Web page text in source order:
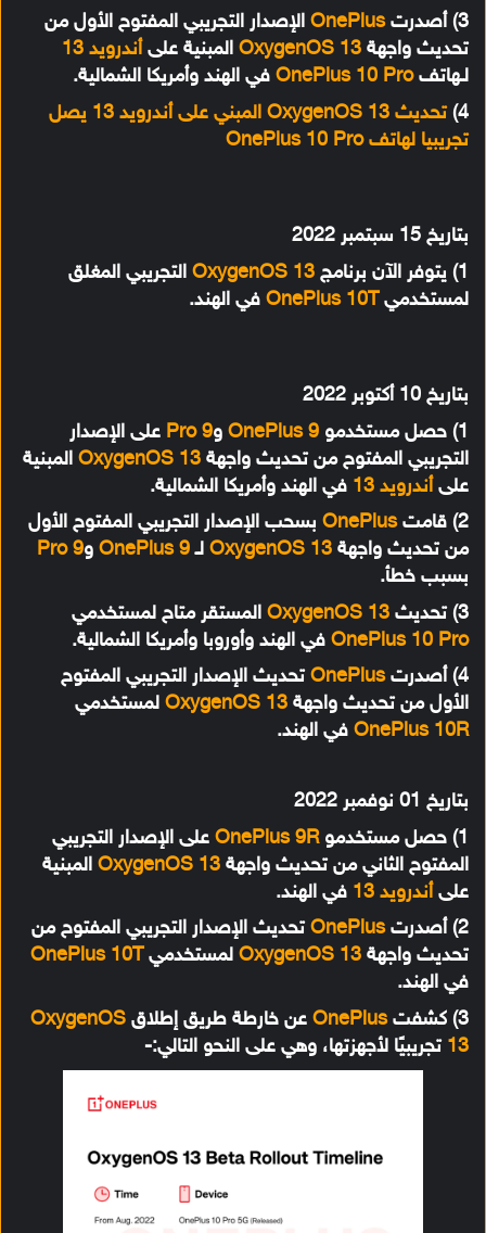
3) أصدرت
OnePlus الإصدار التجريبي المفتوح الأول من
تحديث واجهة OxygenOS 13 المبنية على أندرويد 13
لـهاتفOnePlus 10 Pro في الهند وأمريكا الشمالية.
4)
تحديث OxygenOS 13 المبني على أندرويد 13 يصل
تجريبيا لهاتف OnePlus 10 Pro
بتاريخ 15 سبتمبر 2022
1) يتوفر الآن برنامج
OxygenOS 13 التجريبي المغلق
لمستخدميOnePlus 10T في الهند.
بتاريخ 10 أكتوبر 2022
1) حصل مستخدمو
OnePlus 9 و9 Pro
على الإصدار
التجريبي المفتوح من تحديث واجهة OxygenOS 13 المبنية
علىأندرويد 13
في الهند وأمريكا الشمالية.
2) قامت
OnePlus بسحب الإصدار التجريبي المفتوح الأول
من تحديث واجهة OxygenOS 13 لـOnePlus 9 و9 Pro
بسبب خطأ.
3) تحديث
OxygenOS 13 المستقر متاح لمستخدمي
OnePlus 10 Pro في الهند وأوروبا وأمريكا الشمالية.
4) أصدرت
OnePlusتحديث الإصدار التجريبي المفتوح
الأول من تحديث واجهة OxygenOS 13 لمستخدمي
OnePlus 10R في الهند.
بتاريخ 01 نوفمبر 2022
1) حصل مستخدمو
OnePlus 9R على الإصدار التجريبي
المفتوح الثاني من تحديث واجهة OxygenOS 13 المبنية
علىأندرويد 13
في الهند.
2) أصدرت
OnePlusتحديث الإصدار التجريبي المفتوح من
تحديث واجهة OxygenOS 13 لمستخدميOnePlus 10T
في الهند.
3) كشفت
OnePlus عن خارطة طريق إطلاق OxygenOS
13 تجريبيًا لأجهزتها، وهي على النحو التالي:-